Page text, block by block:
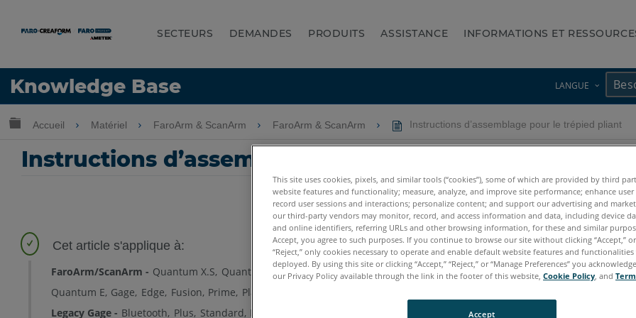
SECTEURS DEMANDES PRODUITS ASSISTANCE INFORMATIONS ET
Knowledge Base LANGUE
LANGUE
Développer/réduire la hiérarchie globale
Accueil Matériel FaroArm & ScanArm FaroArm & ScanArm Instructions d’assemblage pour le trépied pliant
Instructions d’assemblage pour le trépied pliant
FaroArm/ScanArm Quantum X.S Quantum X.M Quantum X.E Quantum S Max Quantum M Max Quantum E Max
Quantum E Gage Edge Fusion Prime Platinum
Legacy Gage
Bluetooth Plus Standard Power
This site uses cookies, pixels, and similar tools (“cookies”), some of which are provided by third
website features and functionality; measure, analyze, and improve site performance; enhance user
record user sessions and interactions; personalize content; and support our advertising and
our third-party vendors may monitor, record, and access information and data, including device
and online identifiers, referring URLs and other browsing information, for these and similar
Accept, you agree to such purposes. If you continue to browse our site without clicking “Accept,”
“Reject,” only cookies necessary to operate and enable default website features and
deployed. By using this site or clicking “Accept,” “Reject,” or “Manage Preferences” you
our Privacy Policy available through the link in the footer of this website, Cookie Policy, and
Accept